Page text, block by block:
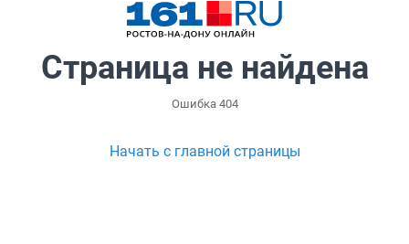
Страница не найдена
Ошибка 404
Начать с главной страницы